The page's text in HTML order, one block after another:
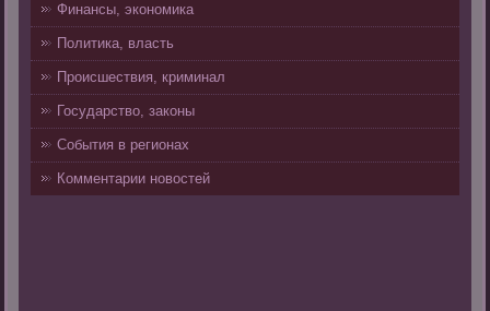
Финансы, экономика
Политика, власть
Происшествия, криминал
Государство, законы
События в регионах
Комментарии новостей